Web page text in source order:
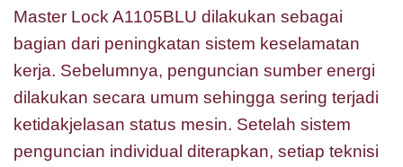
Master Lock A1105BLU dilakukan sebagai
bagian dari peningkatan sistem keselamatan
kerja. Sebelumnya, penguncian sumber energi
dilakukan secara umum sehingga sering terjadi
ketidakjelasan status mesin. Setelah sistem
penguncian individual diterapkan, setiap teknisi